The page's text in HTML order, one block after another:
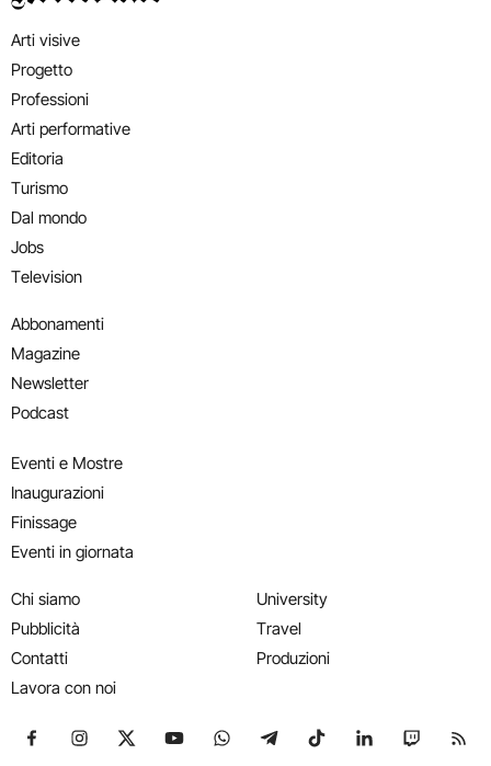
Arti visive
Progetto
Professioni
Arti performative
Editoria
Turismo
Dal mondo
Jobs
Television
Abbonamenti
Magazine
Newsletter
Podcast
Eventi e Mostre
Inaugurazioni
Finissage
Eventi in giornata
Chi siamo
Pubblicità
Contatti
Lavora con noi
University
Travel
Produzioni
Seguici su Facebook
Seguici su Instagram
Seguici su X
Seguici su YouTube
Seguici su WhatsApp
Seguici su Telegram
Seguici su TikTok
Seguici su
Seguici